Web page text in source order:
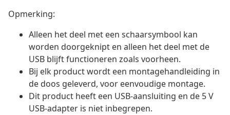
Opmerking:
Alleen het deel met een schaarsymbool kan
worden doorgeknipt en alleen het deel met de
USB blijft functioneren zoals voorheen.
Bij elk product wordt een montagehandleiding in
de doos geleverd, voor eenvoudige montage.
Dit product heeft een USB-aansluiting en de 5 V
USB-adapter is niet inbegrepen.